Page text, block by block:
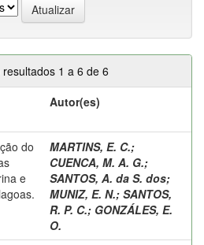
1 a 6 de 6
Autor(es)
do
e
MARTINS, E. C.;
CUENCA, M. A. G.;
SANTOS, A. da S. dos;
MUNIZ, E. N.; SANTOS,
R. P. C.; GONZÁLES, E.
O.